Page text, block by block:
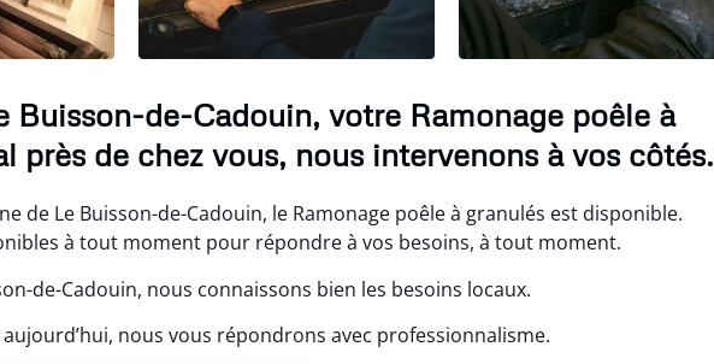
Buisson-de-Cadouin, votre Ramonage poêle à
près de chez vous, nous intervenons à vos côtés.
de Le Buisson-de-Cadouin, le Ramonage poêle à granulés est disponible.
à tout moment pour répondre à vos besoins, à tout moment.
de-Cadouin, nous connaissons bien les besoins locaux.
nous vous répondrons avec professionnalisme.